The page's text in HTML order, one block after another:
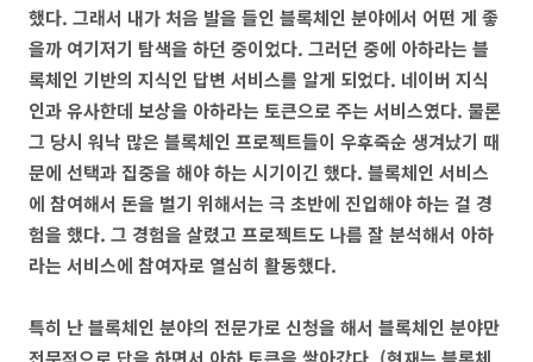
했다. 그래서 내가 처음 발을 들인 블록체인 분야에서 어떤 게 좋
을까 여기저기 탐색을 하던 중이었다. 그러던 중에 아하라는 블
록체인 기반의 지식인 답변 서비스를 알게 되었다. 네이버 지식
인과 유사한데 보상을 아하라는 토큰으로 주는 서비스였다. 물론
그 당시 워낙 많은 블록체인 프로젝트들이 우후죽순 생겨났기 때
문에 선택과 집중을 해야 하는 시기이긴 했다. 블록체인 서비스
에 참여해서 돈을 벌기 위해서는 극 초반에 진입해야 하는 걸 경
험을 했다. 그 경험을 살렸고 프로젝트도 나름 잘 분석해서 아하
라는 서비스에 참여자로 열심히 활동했다.
특히 난 블록체인 분야의 전문가로 신청을 해서 블록체인 분야만